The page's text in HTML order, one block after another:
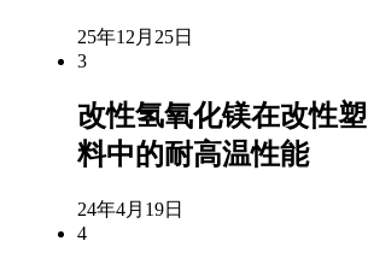
25年12月25日
3
改性氢氧化镁在改性塑
料中的耐高温性能
24年4月19日
4